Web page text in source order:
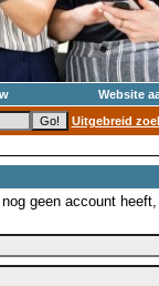
Website
Uitgebreid
geen account